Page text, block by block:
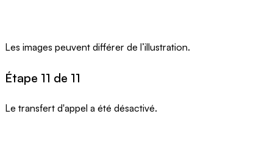
Les images peuvent différer de l’illustration.
Étape 11 de 11
Le transfert d'appel a été désactivé.